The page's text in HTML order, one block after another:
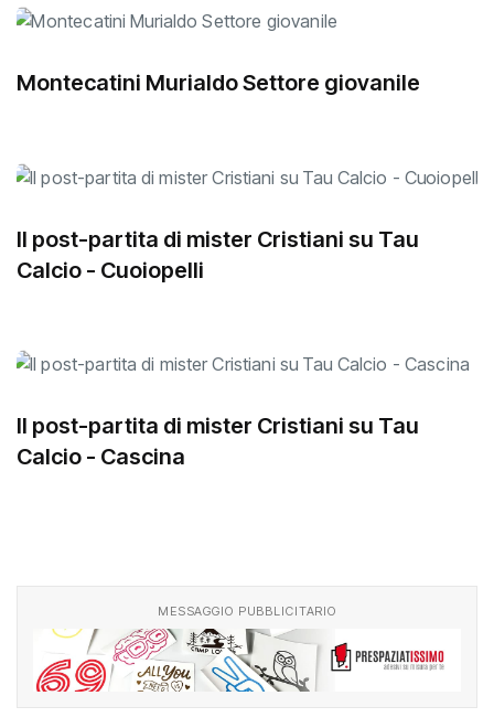
Montecatini Murialdo Settore giovanile
Il post-partita di mister Cristiani su Tau
Calcio - Cuoiopelli
Il post-partita di mister Cristiani su Tau
Calcio - Cascina
MESSAGGIO PUBBLICITARIO